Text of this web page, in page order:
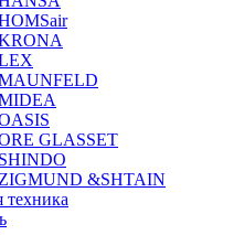
GLASSET
&SHTAIN
техника